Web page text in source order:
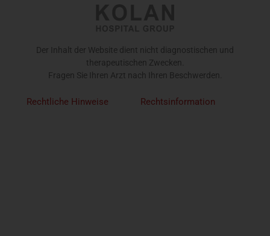
Der Inhalt der Website dient nicht diagnostischen und
therapeutischen Zwecken.
Fragen Sie Ihren Arzt nach Ihren Beschwerden.
Rechtliche Hinweise Rechtsinformation